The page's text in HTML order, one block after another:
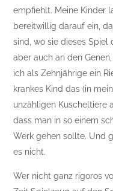
empfiehlt. Meine Kinder
bereitwillig darauf ein,
sind, wo sie dieses
aber auch an den
ich als Zehnjährige ein
krankes Kind das (in
unzähligen Kuscheltiere
dass man in so einem
Werk gehen sollte. Und
es nicht.
Wer nicht ganz rigoros